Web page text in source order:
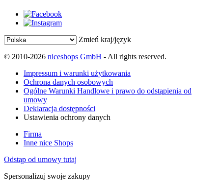
Zmień kraj/język
© 2010-2026 niceshops GmbH - All rights reserved.
Impressum i warunki użytkowania
Ochrona danych osobowych
Ogólne Warunki Handlowe i prawo do odstąpienia od
umowy
Deklaracja dostępności
Ustawienia ochrony danych
Firma
Inne nice Shops
Odstąp od umowy tutaj
Spersonalizuj swoje zakupy